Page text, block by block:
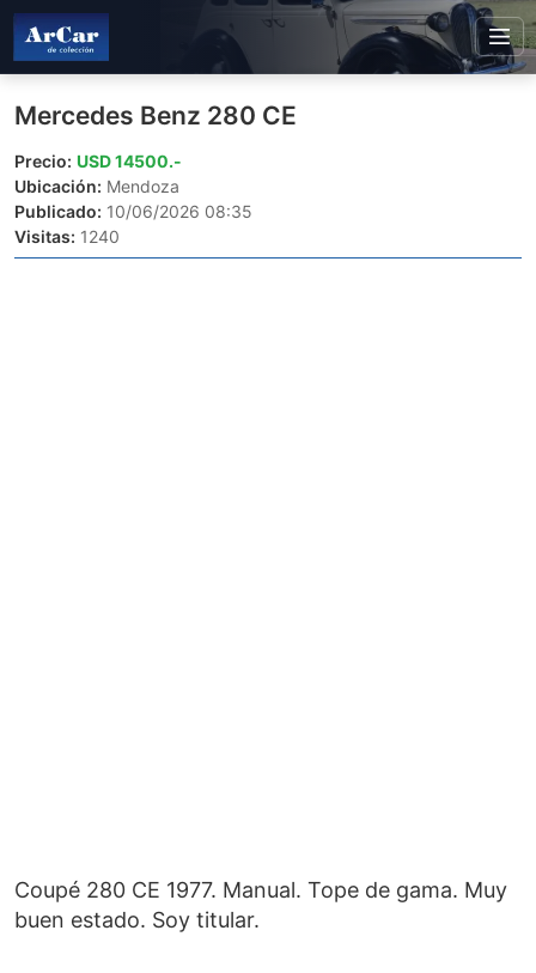
Mercedes Benz 280 CE
Precio: USD 14500.-
Ubicación: Mendoza
Publicado: 10/06/2026 08:35
Visitas: 1240
Coupé 280 CE 1977. Manual. Tope de gama. Muy